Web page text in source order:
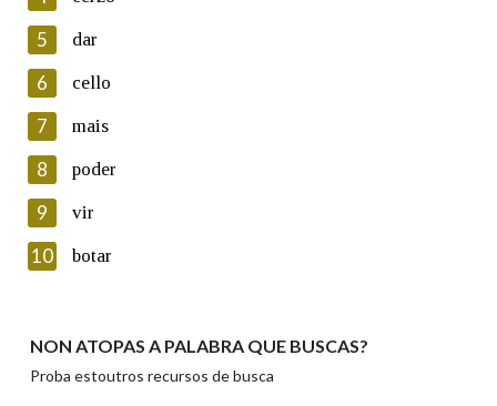
Lin e acepto as condicións da política de
Introduce o código que aparece na imaxe:
Texto de verificación
Enviar
5 dar
6 cello
7 mais
8 poder
9 vir
10 botar
NON ATOPAS A PALABRA QUE BUSCAS?
Proba estoutros recursos de busca